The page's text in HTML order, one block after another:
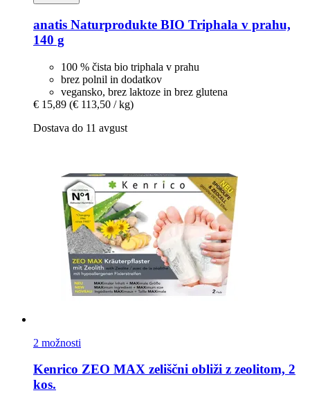
anatis Naturprodukte BIO Triphala v prahu,
140 g
100 % čista bio triphala v prahu
brez polnil in dodatkov
vegansko, brez laktoze in brez glutena
€ 15,89 (€ 113,50 / kg)
Dostava do 11 avgust
2 možnosti
Kenrico ZEO MAX zeliščni obliži z zeolitom, 2
kos.